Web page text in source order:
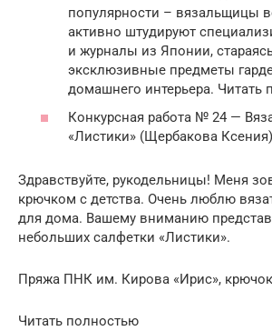
популярности – вязальщицы
активно штудируют
и журналы из Японии,
эксклюзивные предметы
домашнего интерьера. Читать
Конкурсная работа № 24 —
«Листики» (Щербакова Ксения)
Здравствуйте, рукодельницы! Меня
крючком с детства. Очень люблю
для дома. Вашему вниманию
небольших салфетки «Листики».
Пряжа ПНК им. Кирова «Ирис»,
Читать полностью